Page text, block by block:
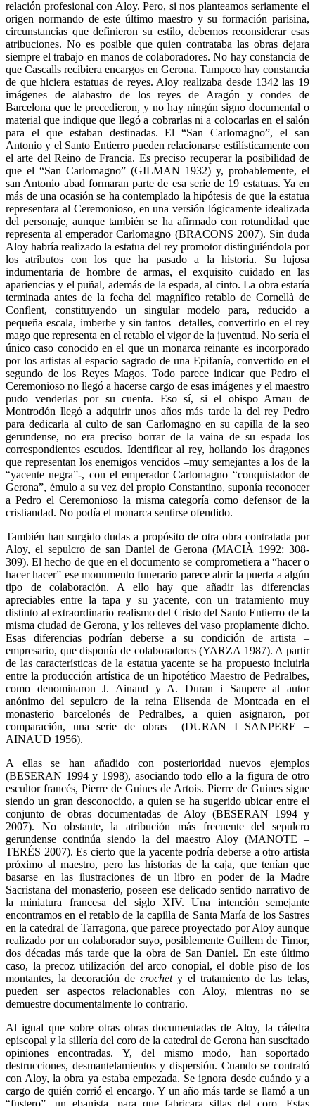
relación profesional con Aloy. Pero, si nos planteamos seriamente el
origen normando de este último maestro y su formación parisina,
circunstancias que definieron su estilo, debemos reconsiderar esas
atribuciones. No es posible que quien contrataba las obras dejara
siempre el trabajo en manos de colaboradores. No hay constancia de
que Cascalls recibiera encargos en Gerona. Tampoco hay constancia
de que hiciera estatuas de reyes. Aloy realizaba desde 1342 las 19
imágenes de alabastro de los reyes de Aragón y condes de
Barcelona que le precedieron, y no hay ningún signo documental o
material que indique que llegó a cobrarlas ni a colocarlas en el salón
para el que estaban destinadas. El “San Carlomagno”, el san
Antonio y el Santo Entierro pueden relacionarse estilísticamente con
el arte del Reino de Francia. Es preciso recuperar la posibilidad de
que el “San Carlomagno” (GILMAN 1932) y, probablemente, el
san Antonio abad formaran parte de esa serie de 19 estatuas. Ya en
más de una ocasión se ha contemplado la hipótesis de que la estatua
representara al Ceremonioso, en una versión lógicamente idealizada
del personaje, aunque también se ha afirmado con rotundidad que
representa al emperador Carlomagno (BRACONS 2007). Sin duda
Aloy habría realizado la estatua del rey promotor distinguiéndola por
los atributos con los que ha pasado a la historia. Su lujosa
indumentaria de hombre de armas, el exquisito cuidado en las
apariencias y el puñal, además de la espada, al cinto. La obra estaría
terminada antes de la fecha del magnífico retablo de Cornellà de
Conflent, constituyendo un singular modelo para, reducido a
pequeña escala, imberbe y sin tantos detalles, convertirlo en el rey
mago que representa en el retablo el vigor de la juventud. No sería el
único caso conocido en el que un monarca reinante es incorporado
por los artistas al espacio sagrado de una Epifanía, convertido en el
segundo de los Reyes Magos. Todo parece indicar que Pedro el
Ceremonioso no llegó a hacerse cargo de esas imágenes y el maestro
pudo venderlas por su cuenta. Eso sí, si el obispo Arnau de
Montrodón llegó a adquirir unos años más tarde la del rey Pedro
para dedicarla al culto de san Carlomagno en su capilla de la seo
gerundense, no era preciso borrar de la vaina de su espada los
correspondientes escudos. Identificar al rey, hollando los dragones
que representan los enemigos vencidos –muy semejantes a los de la
“yacente negra”-, con el emperador Carlomagno “conquistador de
Gerona”, émulo a su vez del propio Constantino, suponía reconocer
a Pedro el Ceremonioso la misma categoría como defensor de la
cristiandad. No podía el monarca sentirse ofendido.
También han surgido dudas a propósito de otra obra contratada por
Aloy, el sepulcro de san Daniel de Gerona (MACIÀ 1992: 308-
309). El hecho de que en el documento se comprometiera a “hacer o
hacer hacer” ese monumento funerario parece abrir la puerta a algún
tipo de colaboración. A ello hay que añadir las diferencias
apreciables entre la tapa y su yacente, con un tratamiento muy
distinto al extraordinario realismo del Cristo del Santo Entierro de la
misma ciudad de Gerona, y los relieves del vaso propiamente dicho.
Esas diferencias podrían deberse a su condición de artista –
empresario, que disponía de colaboradores (YARZA 1987). A partir
de las características de la estatua yacente se ha propuesto incluirla
entre la producción artística de un hipotético Maestro de Pedralbes,
como denominaron J. Ainaud y A. Duran i Sanpere al autor
anónimo del sepulcro de la reina Elisenda de Montcada en el
monasterio barcelonés de Pedralbes, a quien asignaron, por
comparación, una serie de obras (DURAN I SANPERE –
AINAUD 1956).
A ellas se han añadido con posterioridad nuevos ejemplos
(BESERAN 1994 y 1998), asociando todo ello a la figura de otro
escultor francés, Pierre de Guines de Artois. Pierre de Guines sigue
siendo un gran desconocido, a quien se ha sugerido ubicar entre el
conjunto de obras documentadas de Aloy (BESERAN 1994 y
2007). No obstante, la atribución más frecuente del sepulcro
gerundense continúa siendo la del maestro Aloy (MANOTE –
TERÉS 2007). Es cierto que la yacente podría deberse a otro artista
próximo al maestro, pero las historias de la caja, que tenían que
basarse en las ilustraciones de un libro en poder de la Madre
Sacristana del monasterio, poseen ese delicado sentido narrativo de
la miniatura francesa del siglo XIV. Una intención semejante
encontramos en el retablo de la capilla de Santa María de los Sastres
en la catedral de Tarragona, que parece proyectado por Aloy aunque
realizado por un colaborador suyo, posiblemente Guillem de Timor,
dos décadas más tarde que la obra de San Daniel. En este último
caso, la precoz utilización del arco conopial, el doble piso de los
montantes, la decoración de crochety el tratamiento de las telas,
pueden ser aspectos relacionables con Aloy, mientras no se
demuestre documentalmente lo contrario.
Al igual que sobre otras obras documentadas de Aloy, la cátedra
episcopal y la sillería del coro de la catedral de Gerona han suscitado
opiniones encontradas. Y, del mismo modo, han soportado
destrucciones, desmantelamientos y dispersión. Cuando se contrató
con Aloy, la obra ya estaba empezada. Se ignora desde cuándo y a
cargo de quién corrió el encargo. Y un año más tarde se llamó a un